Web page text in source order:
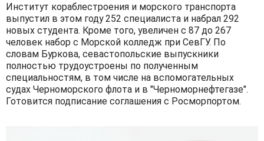
Институт кораблестроения и морского транспорта
выпустил в этом году 252 специалиста и набрал 292
новых студента. Кроме того, увеличен с 87 до 267
человек набор с Морской колледж при СевГУ. По
словам Буркова, севастопольские выпускники
полностью трудоустроены по полученным
специальностям, в том числе на вспомогательных
судах Черноморского флота и в "Черноморнефтегазе".
Готовится подписание соглашения с Росморпортом.